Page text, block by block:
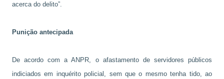
acerca do delito”.
Punição antecipada
De acordo com a ANPR, o afastamento de servidores públicos
indiciados em inquérito policial, sem que o mesmo tenha tido, ao